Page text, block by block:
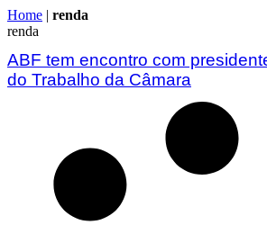
Home | renda
renda
ABF tem encontro com
do Trabalho da Câmara